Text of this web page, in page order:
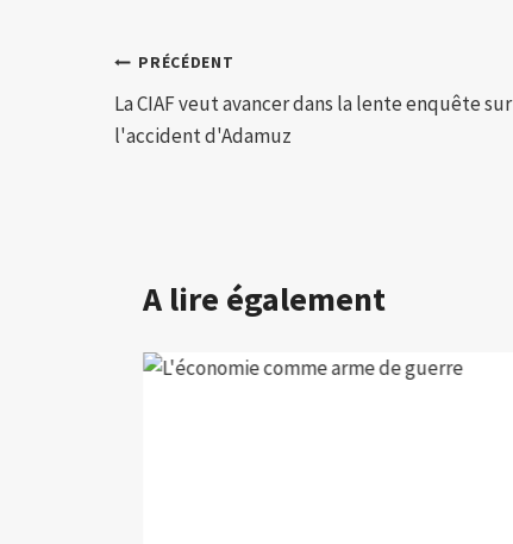
Navigation
de
PRÉCÉDENT
La CIAF veut avancer dans la lente enquête sur
l'accident d'Adamuz
A lire également